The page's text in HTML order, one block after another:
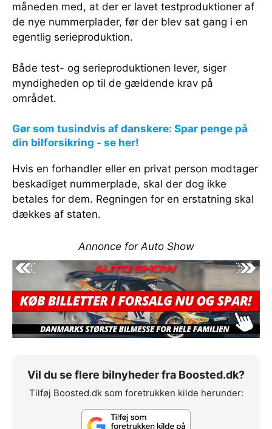
måneden med, at der er lavet testproduktioner af
de nye nummerplader, før der blev sat gang i en
egentlig serieproduktion.
Både test- og serieproduktionen lever, siger
myndigheden op til de gældende krav på
området.
Gør som tusindvis af danskere: Spar penge på
din bilforsikring - se her!
Hvis en forhandler eller en privat person modtager
beskadiget nummerplade, skal der dog ikke
betales for dem. Regningen for en erstatning skal
dækkes af staten.
Annonce for Auto Show
Vil du se flere bilnyheder fra Boosted.dk?
Tilføj Boosted.dk som foretrukken kilde herunder: